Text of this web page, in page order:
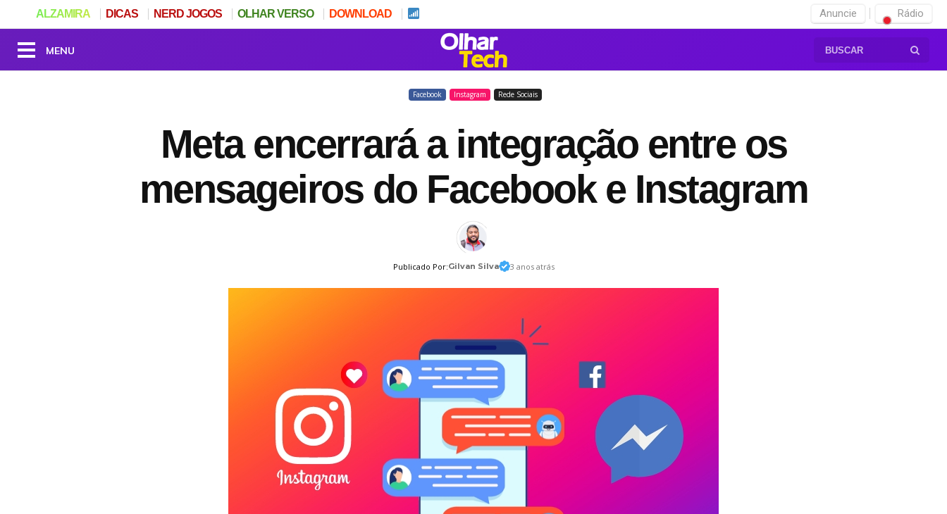
Facebook Instagram Rede Sociais
Meta encerrará a integração entre os
mensageiros do Facebook e Instagram
Publicado Por:Gilvan Silva 3 anos atrás
ALZAMIRA DICAS NERD JOGOS OLHAR VERSO DOWNLOAD Anuncie Rádio